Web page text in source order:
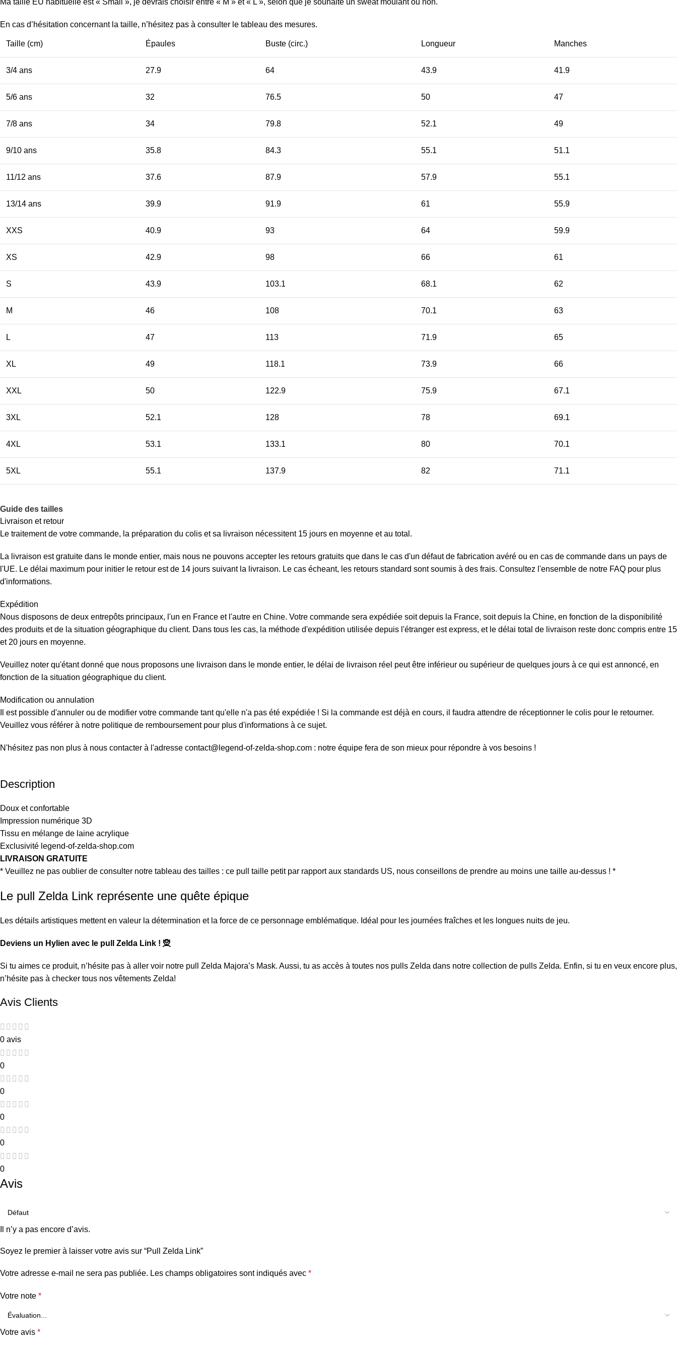
Ma taille EU habituelle est « Small », je devrais choisir entre « M » et « L », selon que je souhaite un sweat moulant ou non.
En cas d’hésitation concernant la taille, n’hésitez pas à consulter le tableau des mesures.
Taille (cm) Épaules Buste (circ.) Longueur Manches
3/4 ans 27.9 64 43.9 41.9
5/6 ans 32 76.5 50 47
7/8 ans 34 79.8 52.1 49
9/10 ans 35.8 84.3 55.1 51.1
11/12 ans 37.6 87.9 57.9 55.1
13/14 ans 39.9 91.9 61 55.9
XXS 40.9 93 64 59.9
XS 42.9 98 66 61
S 43.9 103.1 68.1 62
M 46 108 70.1 63
L 47 113 71.9 65
XL 49 118.1 73.9 66
XXL 50 122.9 75.9 67.1
3XL 52.1 128 78 69.1
4XL 53.1 133.1 80 70.1
5XL 55.1 137.9 82 71.1
Guide des tailles
Livraison et retour
Le traitement de votre commande, la préparation du colis et sa livraison nécessitent 15 jours en moyenne et au total.
La livraison est gratuite dans le monde entier, mais nous ne pouvons accepter les retours gratuits que dans le cas d'un défaut de fabrication avéré ou en cas de commande dans un pays de
l'UE. Le délai maximum pour initier le retour est de 14 jours suivant la livraison. Le cas écheant, les retours standard sont soumis à des frais. Consultez l'ensemble de notre FAQ pour plus
d'informations.
Expédition
Nous disposons de deux entrepôts principaux, l'un en France et l'autre en Chine. Votre commande sera expédiée soit depuis la France, soit depuis la Chine, en fonction de la disponibilité
des produits et de la situation géographique du client. Dans tous les cas, la méthode d'expédition utilisée depuis l'étranger est express, et le délai total de livraison reste donc compris entre 15
et 20 jours en moyenne.
Veuillez noter qu'étant donné que nous proposons une livraison dans le monde entier, le délai de livraison réel peut être inférieur ou supérieur de quelques jours à ce qui est annoncé, en
fonction de la situation géographique du client.
Modification ou annulation
Il est possible d'annuler ou de modifier votre commande tant qu'elle n'a pas été expédiée ! Si la commande est déjà en cours, il faudra attendre de réceptionner le colis pour le retourner.
Veuillez vous référer à notre politique de remboursement pour plus d'informations à ce sujet.
N'hésitez pas non plus à nous contacter à l'adresse contact@legend-of-zelda-shop.com : notre équipe fera de son mieux pour répondre à vos besoins !
Description
Doux et confortable
Impression numérique 3D
Tissu en mélange de laine acrylique
Exclusivité legend-of-zelda-shop.com
LIVRAISON GRATUITE
* Veuillez ne pas oublier de consulter notre tableau des tailles : ce pull taille petit par rapport aux standards US, nous conseillons de prendre au moins une taille au-dessus ! *
Le pull Zelda Link représente une quête épique
Les détails artistiques mettent en valeur la détermination et la force de ce personnage emblématique. Idéal pour les journées fraîches et les longues nuits de jeu.
Deviens un Hylien avec le pull Zelda Link ! 🧝
Si tu aimes ce produit, n’hésite pas à aller voir notre pull Zelda Majora’s Mask. Aussi, tu as accès à toutes nos pulls Zelda dans notre collection de pulls Zelda. Enfin, si tu en veux encore plus,
n’hésite pas à checker tous nos vêtements Zelda!
Avis Clients
0 avis
0
0
0
0
0
Avis
Il n’y a pas encore d’avis.
Soyez le premier à laisser votre avis sur “Pull Zelda Link”
Votre adresse e-mail ne sera pas publiée. Les champs obligatoires sont indiqués avec *
Votre note *
Votre avis *